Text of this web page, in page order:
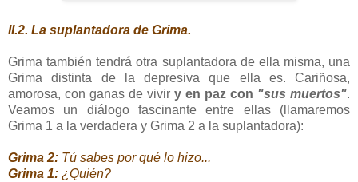
II.2. La suplantadora de Grima.
Grima también tendrá otra suplantadora de ella misma, una
Grima distinta de la depresiva que ella es. Cariñosa,
amorosa, con ganas de vivir y en paz con "sus muertos".
Veamos un diálogo fascinante entre ellas (llamaremos
Grima 1 a la verdadera y Grima 2 a la suplantadora):
Grima 2: Tú sabes por qué lo hizo...
Grima 1: ¿Quién?